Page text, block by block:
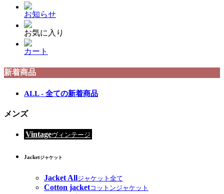
お知らせ
お気に入り
カート
新着商品
ALL - 全ての新着商品
メンズ
Vintageヴィンテージ
Jacketジャケット
Jacket Allジャケット全て
Cotton jacketコットンジャケット